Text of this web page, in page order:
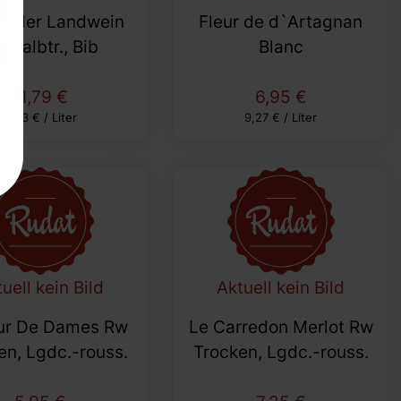
Landwein
Halbtr., Bib
11,79 €
3,93 € / Liter
Fleur de d`Artagnan
Blanc
6,95 €
9,27 € / Liter
kein Bild
De Dames Rw
Lgdc.-rouss.
Aktuell kein Bild
Le Carredon Merlot Rw
Trocken, Lgdc.-rouss.